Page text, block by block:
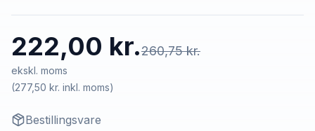
222,00 kr.260,75 kr.
ekskl. moms
(277,50 kr. inkl. moms)
Bestillingsvare